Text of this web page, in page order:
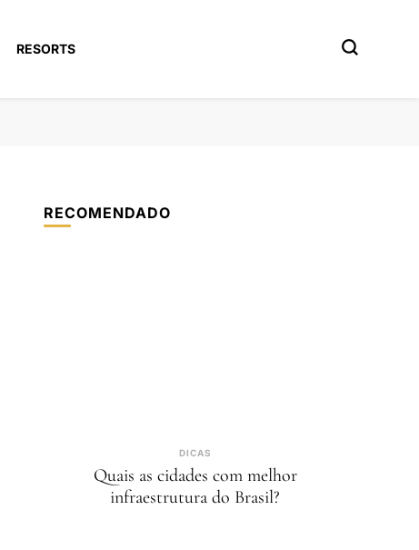
RESORTS
RECOMENDADO
DICAS
Quais as cidades com melhor
infraestrutura do Brasil?